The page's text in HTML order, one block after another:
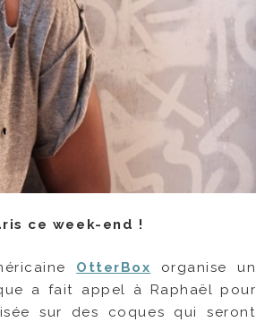
ce week-end !
OtterBox organise un
a fait appel à Raphaël pour
sur des coques qui seront